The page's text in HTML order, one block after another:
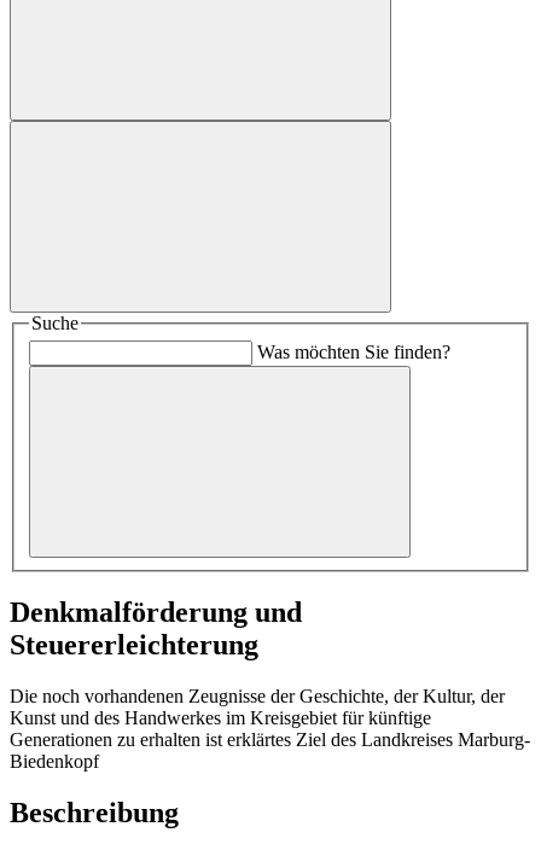
Suche
Was möchten Sie finden?
Denkmalförderung und
Steuererleichterung
Die noch vorhandenen Zeugnisse der Geschichte, der Kultur, der
Kunst und des Handwerkes im Kreisgebiet für künftige
Generationen zu erhalten ist erklärtes Ziel des Landkreises Marburg-
Biedenkopf
Beschreibung